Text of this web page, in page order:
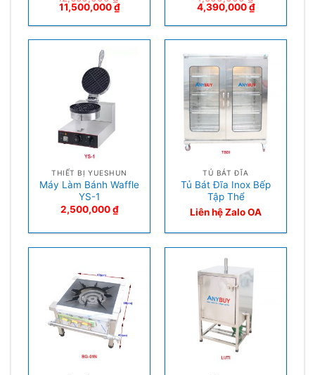
11,500,000₫
4,390,000₫
THIẾT BỊ YUESHUN
Máy Làm Bánh Waffle
YS-1
2,500,000₫
TỦ BÁT ĐĨA
Tủ Bát Đĩa Inox Bếp
Tập Thể
Liên hệ Zalo OA